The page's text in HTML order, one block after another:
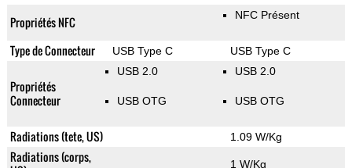
Propriétés NFC NFC Présent
Type de Connecteur USB Type C USB Type C
Propriétés
Connecteur
USB 2.0
USB OTG
USB 2.0
USB OTG
Radiations (tete, US) 1.09 W/Kg
Radiations (corps,
1 W/Kg